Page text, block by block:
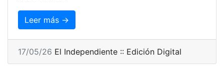
Leer más →
17/05/26 El Independiente :: Edición Digital